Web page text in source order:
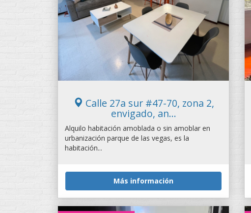
Calle 27a sur #47-70, zona 2,
envigado, an...
Alquilo habitación amoblada o sin amoblar en
urbanización parque de las vegas, es la
habitación...
Más información